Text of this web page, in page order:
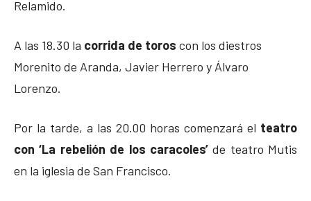
Relamido.
A las 18.30 la corrida de toros con los diestros
Morenito de Aranda, Javier Herrero y Álvaro
Lorenzo.
Por la tarde, a las 20.00 horas comenzará el teatro
con ‘La rebelión de los caracoles’de teatro Mutis
en la iglesia de San Francisco.